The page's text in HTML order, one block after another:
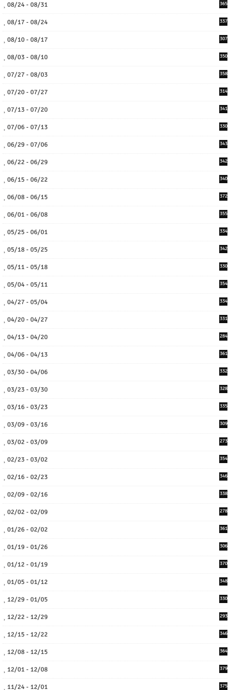
08/24 - 08/31 365
08/17 - 08/24 337
08/10 - 08/17 307
08/03 - 08/10 350
07/27 - 08/03 358
07/20 - 07/27 314
07/13 - 07/20 341
07/06 - 07/13 330
06/29 - 07/06 343
06/22 - 06/29 342
06/15 - 06/22 340
06/08 - 06/15 372
06/01 - 06/08 355
05/25 - 06/01 334
05/18 - 05/25 342
05/11 - 05/18 330
05/04 - 05/11 354
04/27 - 05/04 334
04/20 - 04/27 331
04/13 - 04/20 284
04/06 - 04/13 361
03/30 - 04/06 332
03/23 - 03/30 328
03/16 - 03/23 335
03/09 - 03/16 309
03/02 - 03/09 273
02/23 - 03/02 354
02/16 - 02/23 346
02/09 - 02/16 338
02/02 - 02/09 278
01/26 - 02/02 361
01/19 - 01/26 306
01/12 - 01/19 370
01/05 - 01/12 348
12/29 - 01/05 330
12/22 - 12/29 293
12/15 - 12/22 346
12/08 - 12/15 364
12/01 - 12/08 379
11/24 - 12/01 375